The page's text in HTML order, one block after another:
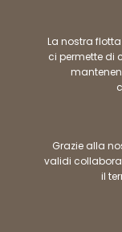
La nostra
ci permette di
Grazie alla
validi
il